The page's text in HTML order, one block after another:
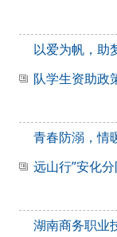
以爱为帆，助
队学生资助政
青春防溺，情
远山行”安化
湖南商务职业